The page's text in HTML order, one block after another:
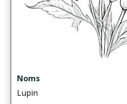
Noms
Lupin